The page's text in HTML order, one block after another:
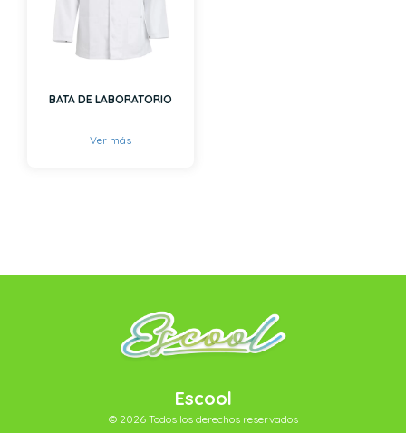
BATA DE LABORATORIO
Ver más
Escool
© 2026 Todos los derechos reservados